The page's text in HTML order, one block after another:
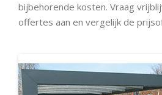
bijbehorende kosten. Vraag
offertes aan en vergelijk de